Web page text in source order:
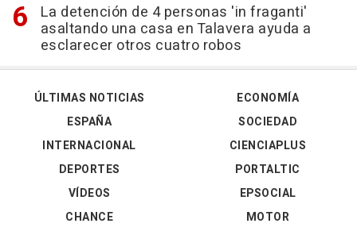
La detención de 4 personas 'in fraganti'
asaltando una casa en Talavera ayuda a
esclarecer otros cuatro robos
ÚLTIMAS NOTICIAS
ESPAÑA
INTERNACIONAL
DEPORTES
VÍDEOS
ECONOMÍA
SOCIEDAD
CIENCIAPLUS
PORTALTIC
EPSOCIAL
CHANCE
MOTOR